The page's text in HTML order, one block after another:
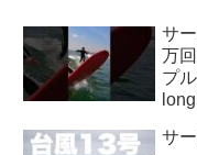
サ
万
プ
サ